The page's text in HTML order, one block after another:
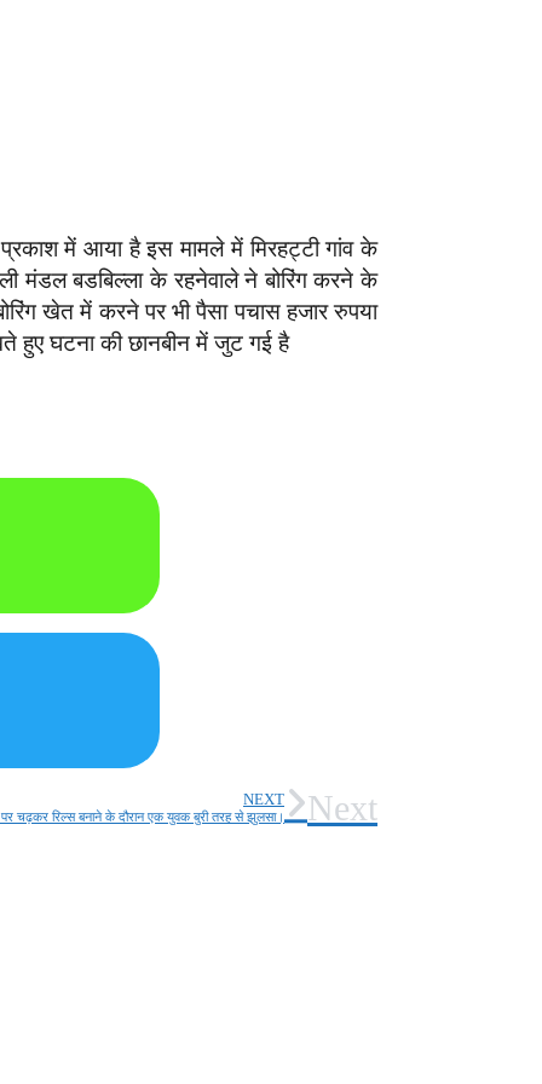
में आया है इस मामले में मिरहट्टी गांव के
मंडल बडबिल्ला के रहनेवाले ने बोरिंग करने के
खेत में करने पर भी पैसा पचास हजार रुपया
हुए घटना की छानबीन में जुट गई है
NEXT
पर चढ़कर रिल्स बनाने के दौरान एक युवक बुरी तरह से झुलसा। Next